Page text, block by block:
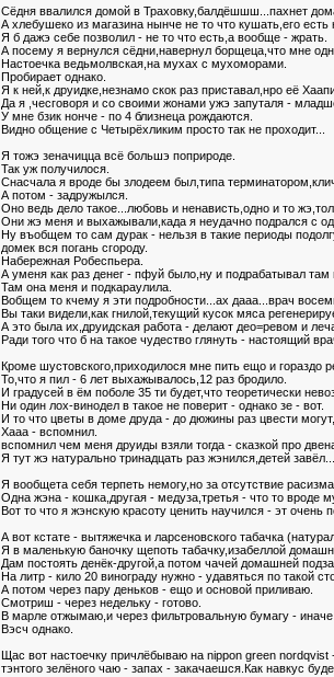
Сёдня ввалился домой в Траховку,балдёшшш...пахнет
А хлебушеко из магазина нынче не то что кушать,его есть
Я б дажэ себе позволил - не то что есть,а вообще - жрать.
А посему я вернулся сёдни,навернул борщеца,что мне
Настоечка ведьмолвская,на мухах с мухоморами.
Пробирает однако.
Я к ней,к друидке,незнамо скок раз приставал,нро её
Да я ,чесговоря и со своими жонами ужэ запуталя -
У мне бзик нонче - по 4 близнеца рождаются.
Видно общение с Четырёхликим просто так не проходит...
Я тожэ зеначицца всё большэ поприроде.
Так уж получилося.
Снасчала я вроде бы злодеем был,типа
А потом - задружылся.
Оно ведь дело такое...любовь и ненависть,одно и то
Они жэ меня и выхажывали,када я неудачно подрался с
Ну въобщем то сам дурак - нельзя в такие периоды
домек вся погань сгороду.
Набережная Робеспьера.
А уменя как раз денег - пфуй было,ну и подрабатывал там
Там она меня и подкараулила.
Вобщем то кчему я эти подробности...ах дааа...врач
Вы таки видели,как гнилой,текущий кусок мяса
А это была их,друидская работа - делают део=ревом и
Ради того что б на такое чудество глянуть - настоящий
Кроме шустовского,приходилося мне пить ещо и гораздо
То,что я пил - 6 лет выхажывалось,12 раз бродило.
И градусей в ём поболе 35 ти будет,что теоретически
Ни один лох-винодел в такое не поверит - однако зе - вот.
И то что цветы в доме друда - до дюжины раз цвести
Хааа - вспомнил.
вспомнил чем меня друиды взяли тогда - сказкой про
Я тут жэ натурально тринадцать раз жэнился,детей
Я вообщета себя терпеть немогу,но за отсутствие
Одна жэна - кошка,другая - медуза,третья - что то вроде
Вот то что я жэнскую красоту ценить научился - эт очень
А вот кстате - вытяжечка и ларсеновского табачка
Я в маленькую баночку щепоть табачку,изабеллой
Дам постоять денёк-другой,а потом чачей домашней
На литр - кило 20 винограду нужно - удавяться по такой
А потом через пару деньков - ещо и основой приливаю.
Смотриш - через недельку - готово.
В марле отжымаю,и через фильтровальную бумагу - иначе
Вэсч однако.
Щас вот настоечку причлёбываю на nippon green
тэнтого зелёного чаю - запах - закачаешся.Как навкус